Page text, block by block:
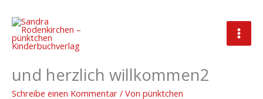
Inhalt
springen
2022_01_10_Headline_Hallo
und herzlich willkommen2
Schreibe einen Kommentar / Von pünktchen